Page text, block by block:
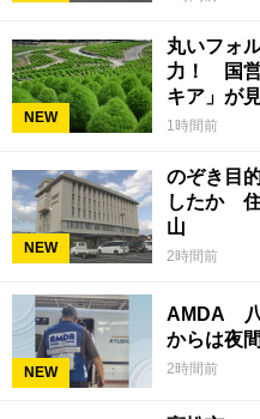
NEW
丸いフォ
力！ 国営
キア」が
1時間前
NEW
のぞき目
したか
山
2時間前
NEW
AMDA 八
からは夜
2時間前